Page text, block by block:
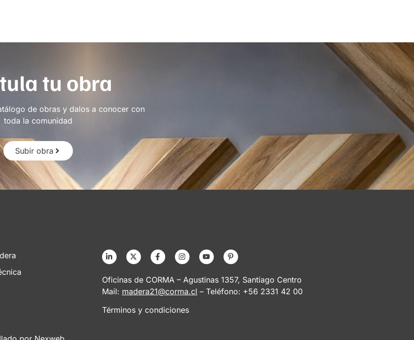
tu obra
de obras y dalos a conocer con
toda la comunidad
Subir obra
Oficinas de CORMA – Agustinas 1357, Santiago Centro
Mail: madera21@corma.cl – Teléfono: +56 2331 42 00
Términos y condiciones